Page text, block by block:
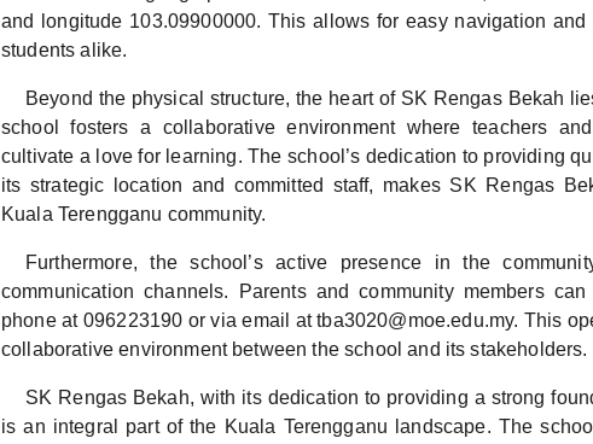
and longitude 103.09900000. This allows for easy navigation
students alike.
Beyond the physical structure, the heart of SK Rengas Bekah
school fosters a collaborative environment where teachers
cultivate a love for learning. The school’s dedication to providing
its strategic location and committed staff, makes SK Rengas
Kuala Terengganu community.
Furthermore, the school’s active presence in the
communication channels. Parents and community members
phone at 096223190 or via email at tba3020@moe.edu.my. This
collaborative environment between the school and its stakeholders.
SK Rengas Bekah, with its dedication to providing a strong
is an integral part of the Kuala Terengganu landscape. The